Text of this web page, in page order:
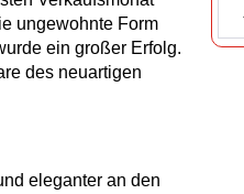
ungewohnte Form
ein großer Erfolg.
des neuartigen
eleganter an den